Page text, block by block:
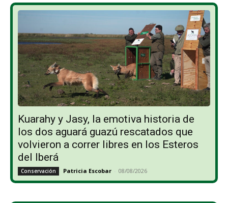
Kuarahy y Jasy, la emotiva historia de
los dos aguará guazú rescatados que
volvieron a correr libres en los Esteros
del Iberá
Conservación Patricia Escobar - 08/08/2026